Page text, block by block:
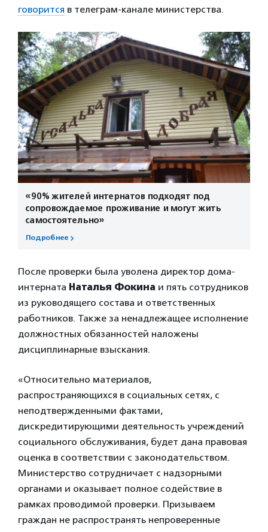
говорится в телеграм-канале министерства.
«90% жителей интернатов подходят под
сопровождаемое проживание и могут жить
самостоятельно»
Подробнее
После проверки была уволена директор дома-
интерната Наталья Фокина и пять сотрудников
из руководящего состава и ответственных
работников. Также за ненадлежащее исполнение
должностных обязанностей наложены
дисциплинарные взыскания.
«Относительно материалов,
распространяющихся в социальных сетях, с
неподтвержденными фактами,
дискредитирующими деятельность учреждений
социального обслуживания, будет дана правовая
оценка в соответствии с законодательством.
Министерство сотрудничает с надзорными
органами и оказывает полное содействие в
рамках проводимой проверки. Призываем
граждан не распространять непроверенные